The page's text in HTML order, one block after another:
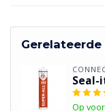
Seal-
Op